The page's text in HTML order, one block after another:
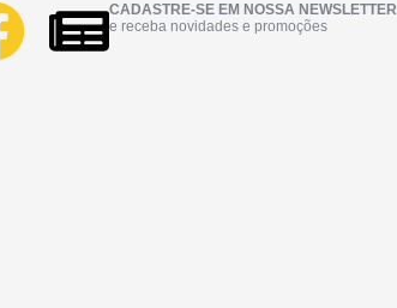
CADASTRE-SE EM NOSSA NEWSLETTER
e receba novidades e promoções